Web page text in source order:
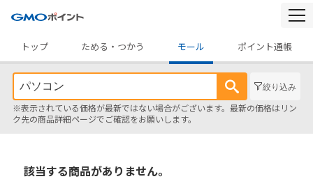
トップ
ためる・つかう モール ポイント通帳
絞り込み
※表示されている価格が最新ではない場合がございます。最新の価格はリン
ク先の商品詳細ページでご確認をお願いします。
該当する商品がありません。